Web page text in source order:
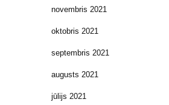
novembris 2021
oktobris 2021
septembris 2021
augusts 2021
jūlijs 2021